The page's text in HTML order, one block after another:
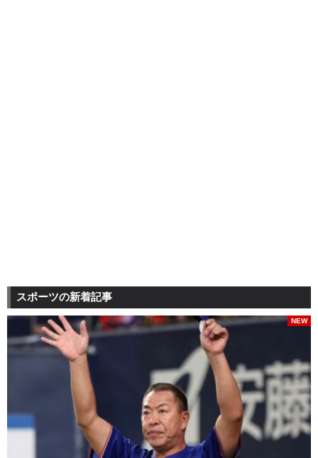
スポーツの新着記事
NEW